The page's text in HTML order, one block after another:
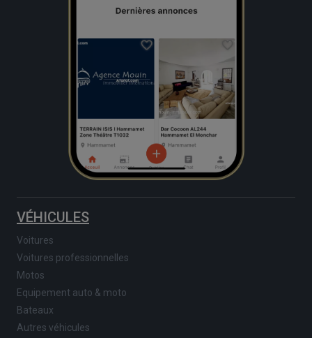
VÉHICULES
Voitures
Voitures professionnelles
Motos
Equipement auto & moto
Bateaux
Autres véhicules